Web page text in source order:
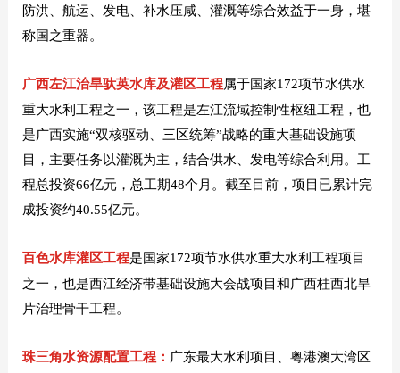
防洪、航运、发电、补水压咸、灌溉等综合效益于一身，堪
称国之重器。
广西左江治旱驮英水库及灌区工程属于国家172项节水供水
重大水利工程之一，该工程是左江流域控制性枢纽工程，也
是广西实施“双核驱动、三区统筹”战略的重大基础设施项
目，主要任务以灌溉为主，结合供水、发电等综合利用。工
程总投资66亿元，总工期48个月。截至目前，项目已累计完
成投资约40.55亿元。
百色水库灌区工程是国家172项节水供水重大水利工程项目
之一，也是西江经济带基础设施大会战项目和广西桂西北旱
片治理骨干工程。
珠三角水资源配置工程： 广东最大水利项目、粤港澳大湾区